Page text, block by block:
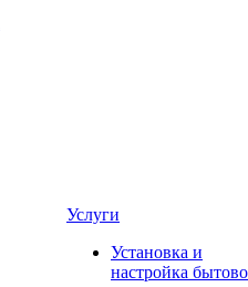
Услуги
Установка и
настройка